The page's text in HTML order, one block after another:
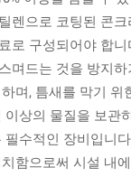
렌으로 코팅된 콘
로 구성되어야 합
며드는 것을 방지
며, 틈새를 막기 위
이상의 물질을 보관
필수적인 장비입니
함으로써 시설 내